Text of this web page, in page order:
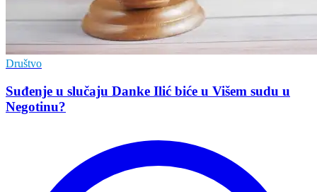
Društvo
Suđenje u slučaju Danke Ilić biće u Višem sudu u
Negotinu?